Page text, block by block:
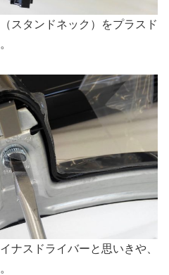
スタンドネック）をプラスド
ナスドライバーと思いきや、